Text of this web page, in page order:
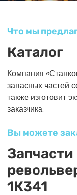
Что мы
Каталог
Компания
запасных частей
также изготовит
заказчика.
Вы можете
Запчасти
1К341